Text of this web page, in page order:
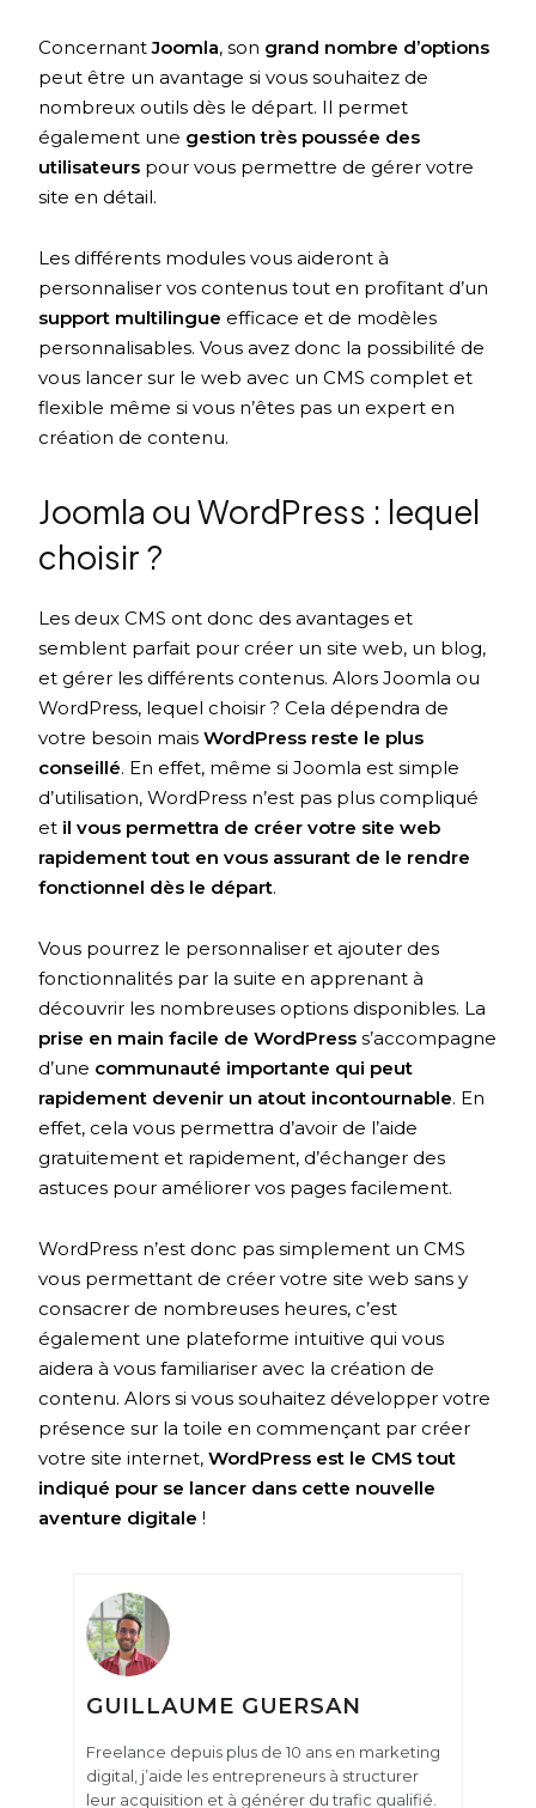
ConcernantJoomla, son grand nombre d’options
peut être un avantage si vous souhaitez de
nombreux outils dès le départ. Il permet
également une gestion très poussée des
utilisateurs pour vous permettre de gérer votre
site en détail.
Les différents modules vous aideront à
personnaliser vos contenus tout en profitant d’un
support multilingue efficace et de modèles
personnalisables. Vous avez donc la possibilité de
vous lancer sur le web avec un CMS complet et
flexible même si vous n’êtes pas un expert en
création de contenu.
Joomla ou WordPress : lequel
choisir ?
Les deux CMS ont donc des avantages et
semblent parfait pour créer un site web, un blog,
et gérer les différents contenus. Alors Joomla ou
WordPress, lequel choisir ? Cela dépendra de
votre besoin maisWordPress reste le plus
conseillé. En effet, même si Joomla est simple
d’utilisation, WordPress n’est pas plus compliqué
et il vous permettra de créer votre site web
rapidement tout en vous assurant de le rendre
fonctionnel dès le départ.
Vous pourrez le personnaliser et ajouter des
fonctionnalités par la suite en apprenant à
découvrir les nombreuses options disponibles. La
prise en main facile de WordPress s’accompagne
d’une communauté importante qui peut
rapidement devenir un atout incontournable. En
effet, cela vous permettra d’avoir de l’aide
gratuitement et rapidement, d’échanger des
astuces pour améliorer vos pages facilement.
WordPress n’est donc pas simplement un CMS
vous permettant de créer votre site web sans y
consacrer de nombreuses heures, c’est
également une plateforme intuitive qui vous
aidera à vous familiariser avec la création de
contenu. Alors si vous souhaitez développer votre
présence sur la toile en commençant par créer
votre site internet,WordPress est le CMS tout
indiqué pour se lancer dans cette nouvelle
aventure digitale!
GUILLAUME GUERSAN
Freelance depuis plus de 10 ans en marketing
digital, j’aide les entrepreneurs à structurer
leur acquisition et à générer du trafic qualifié.